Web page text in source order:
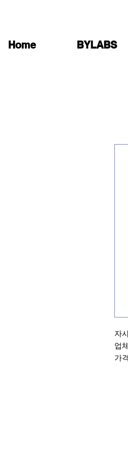
Home BYLABS
자
업
가